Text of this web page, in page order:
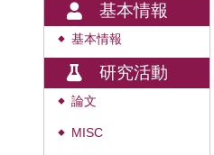
基本情報
◆ 基本情報
研究活動
◆ 論文
◆ MISC